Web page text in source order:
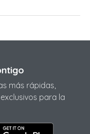
más rápidas,
para la